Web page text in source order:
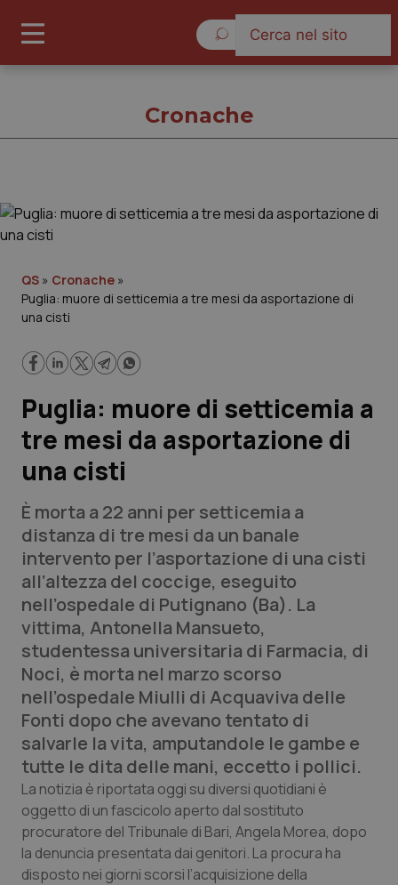
Governo e Parlamento
Regioni e Asl
Lavoro e Professioni
Scienza e Farmaci
Studi e Analisi
Lettere al direttore
Edizioni Regionali
QS Pro
Professionisti Sanitari.AI
Abruzzo
Basilicata
Calabria
Campania
QS Pro Gold
Artrite & artrosi
Asma & BPCO
Car-T
QS Club Newsletter
Cronache
QS » Cronache »
Puglia: muore di setticemia a tre mesi da asportazione di
una cisti
Puglia: muore di setticemia a
tre mesi da asportazione di
una cisti
È morta a 22 anni per setticemia a
distanza di tre mesi da un banale
intervento per l’asportazione di una cisti
all’altezza del coccige, eseguito
nell’ospedale di Putignano (Ba). La
vittima, Antonella Mansueto,
studentessa universitaria di Farmacia, di
Noci, è morta nel marzo scorso
nell’ospedale Miulli di Acquaviva delle
Fonti dopo che avevano tentato di
salvarle la vita, amputandole le gambe e
tutte le dita delle mani, eccetto i pollici.
La notizia è riportata oggi su diversi quotidiani è
oggetto di un fascicolo aperto dal sostituto
procuratore del Tribunale di Bari, Angela Morea, dopo
la denuncia presentata dai genitori. La procura ha
disposto nei giorni scorsi l’acquisizione della